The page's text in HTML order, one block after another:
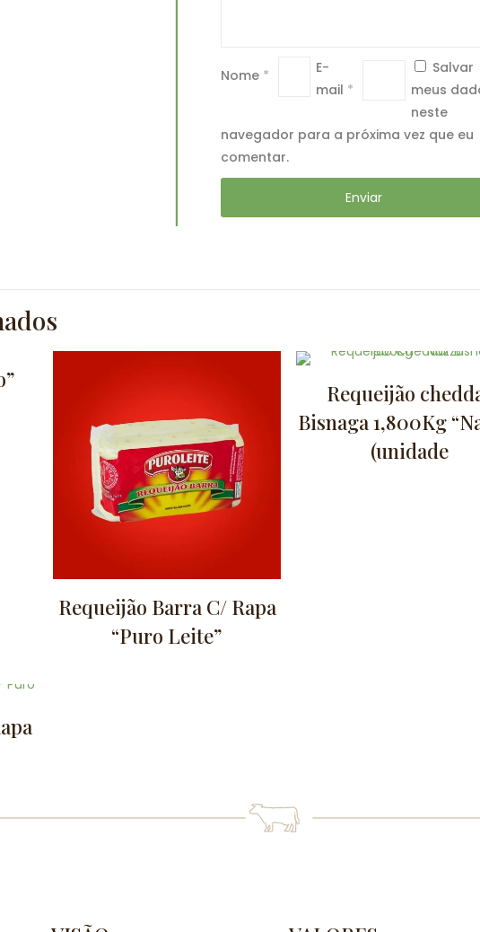
Nome *
E-
mail *
Salvar
meus
neste
navegador para a próxima vez que eu
comentar.
Requeijão Barra C/ Rapa
“Puro Leite”
Requeijão
Bisnaga 1,800Kg
(unidade